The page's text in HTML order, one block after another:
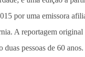
por uma emissora
A reportagem original
pessoas de 60